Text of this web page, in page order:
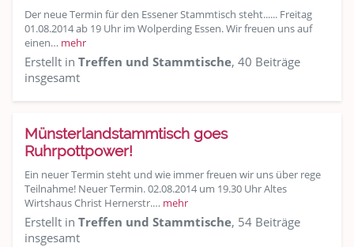
Der neue Termin für den Essener Stammtisch steht...... Freitag
01.08.2014 ab 19 Uhr im Wolperding Essen. Wir freuen uns auf
einen… mehr
Erstellt in Treffen und Stammtische, 40 Beiträge
insgesamt
Münsterlandstammtisch goes
Ruhrpottpower!
Ein neuer Termin steht und wie immer freuen wir uns über rege
Teilnahme! Neuer Termin. 02.08.2014 um 19.30 Uhr Altes
Wirtshaus Christ Hernerstr.… mehr
Erstellt in Treffen und Stammtische, 54 Beiträge
insgesamt